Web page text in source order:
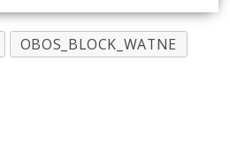
OBOS_BLOCK_WATNE